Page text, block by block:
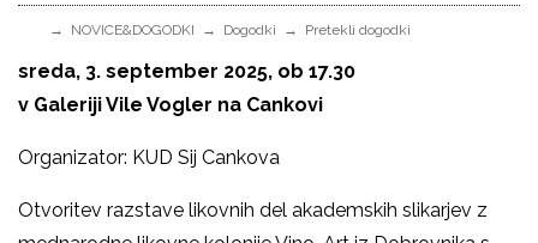
NOVICE&DOGODKI Dogodki Pretekli dogodki
sreda, 3. september 2025, ob 17.30
v Galeriji Vile Vogler na Cankovi
Organizator: KUD Sij Cankova
Otvoritev razstave likovnih del akademskih slikarjev z